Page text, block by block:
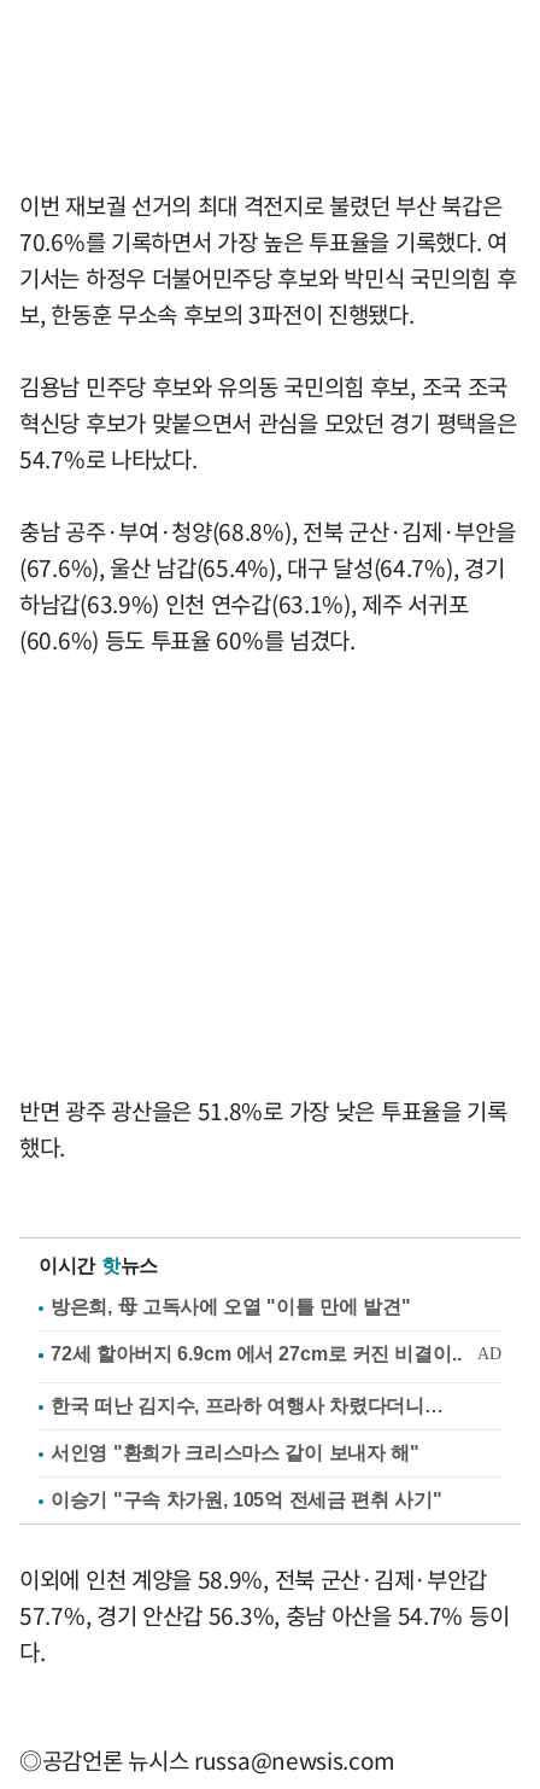
이번 재보궐 선거의 최대 격전지로 불렸던 부산 북갑은
70.6%를 기록하면서 가장 높은 투표율을 기록했다. 여
기서는 하정우 더불어민주당 후보와 박민식 국민의힘 후
보, 한동훈 무소속 후보의 3파전이 진행됐다.
김용남 민주당 후보와 유의동 국민의힘 후보, 조국 조국
혁신당 후보가 맞붙으면서 관심을 모았던 경기 평택을은
54.7%로 나타났다.
충남 공주·부여·청양(68.8%), 전북 군산·김제·부안을
(67.6%), 울산 남갑(65.4%), 대구 달성(64.7%), 경기
하남갑(63.9%) 인천 연수갑(63.1%), 제주 서귀포
(60.6%) 등도 투표율 60%를 넘겼다.
반면 광주 광산을은 51.8%로 가장 낮은 투표율을 기록
했다.
이시간 핫뉴스
방은희, 母 고독사에 오열 "이틀 만에 발견"
한국 떠난 김지수, 프라하 여행사 차렸다더니…
서인영 "환희가 크리스마스 같이 보내자 해"
이승기 "구속 차가원, 105억 전세금 편취 사기"
이외에 인천 계양을 58.9%, 전북 군산·김제·부안갑
57.7%, 경기 안산갑 56.3%, 충남 아산을 54.7% 등이
다.
◎공감언론 뉴시스russa@newsis.com